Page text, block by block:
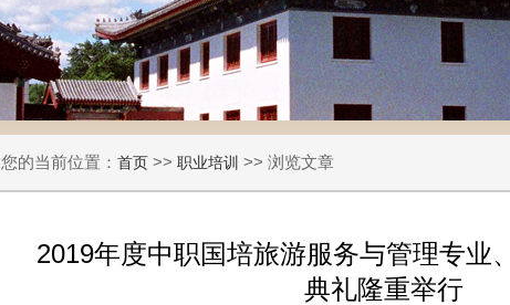
您的当前位置： 首页 >> 职业培训 >> 浏览文章
2019年度中职国培旅游服务与管理专业
典礼隆重举行